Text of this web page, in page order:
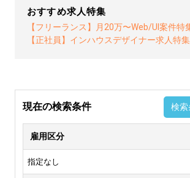
おすすめ求人特集
【フリーランス】月20万〜Web/UI案件特
【正社員】インハウスデザイナー求人特集
現在の検索条件 検索
雇用区分
指定なし